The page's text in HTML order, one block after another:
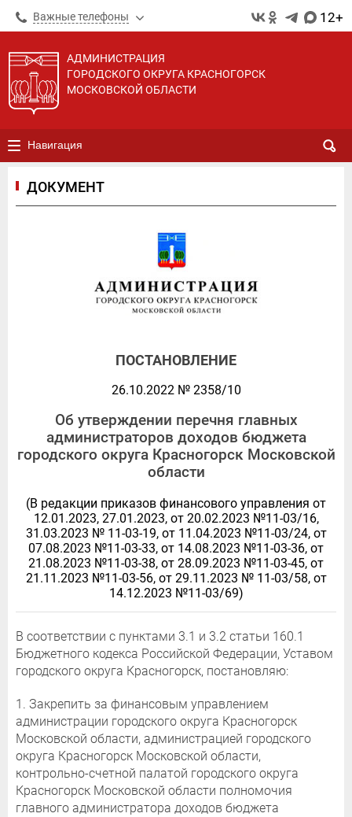
Важные телефоны 12+
АДМИНИСТРАЦИЯ
ГОРОДСКОГО ОКРУГА КРАСНОГОРСК
МОСКОВСКОЙ ОБЛАСТИ
Навигация
ДОКУМЕНТ
ПОСТАНОВЛЕНИЕ
26.10.2022 № 2358/10
Об утверждении перечня главных
администраторов доходов бюджета
городского округа Красногорск Московской
области
(В редакции приказов финансового управления от
12.01.2023, 27.01.2023, от 20.02.2023 №11-03/16,
31.03.2023 № 11-03-19, от 11.04.2023 №11-03/24, от
07.08.2023 №11-03-33, от 14.08.2023 №11-03-36, от
21.08.2023 №11-03-38, от 28.09.2023 №11-03-45, от
21.11.2023 №11-03-56, от 29.11.2023 № 11-03/58, от
14.12.2023 №11-03/69)
В соответствии с пунктами 3.1 и 3.2 статьи 160.1
Бюджетного кодекса Российской Федерации, Уставом
городского округа Красногорск, постановляю:
1. Закрепить за финансовым управлением
администрации городского округа Красногорск
Московской области, администрацией городского
округа Красногорск Московской области,
контрольно-счетной палатой городского округа
Красногорск Московской области полномочия
главного администратора доходов бюджета